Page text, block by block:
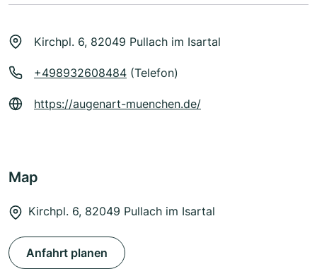
Kirchpl. 6, 82049 Pullach im Isartal
+498932608484 (Telefon)
https://augenart-muenchen.de/
Map
Kirchpl. 6, 82049 Pullach im Isartal
Anfahrt planen